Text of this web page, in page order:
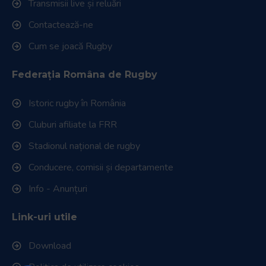
Transmisii live și reluări
Contactează-ne
Cum se joacă Rugby
Federația Româna de Rugby
Istoric rugby în România
Cluburi afiliate la FRR
Stadionul național de rugby
Conducere, comisii și departamente
Info - Anunțuri
Link-uri utile
Download